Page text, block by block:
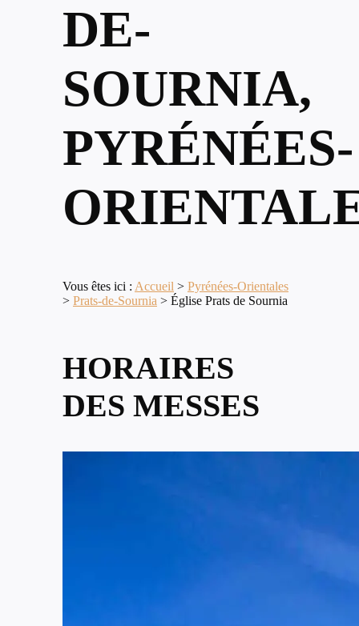
DE-
SOURNIA,
PYRÉNÉES-
Vous êtes ici : Accueil > Pyrénées-Orientales
> Prats-de-Sournia > Église Prats de Sournia
HORAIRES
DES MESSES